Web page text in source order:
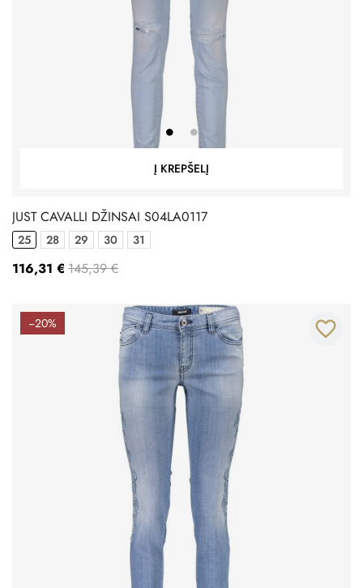
Į KREPŠELĮ
JUST CAVALLI DŽINSAI S04LA0117
25 28 29 30 31
116,31 € 145,39 €
−20% favorite_border